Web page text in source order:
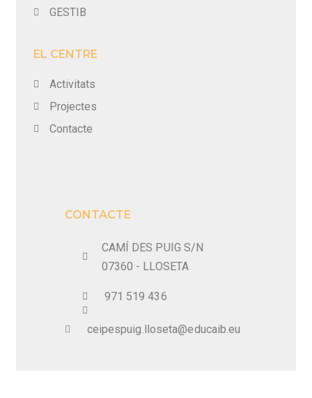
GESTIB
EL CENTRE
Activitats
Projectes
Contacte
CONTACTE
CAMÍ DES PUIG S/N
07360 - LLOSETA
971 519 436
ceipespuig.lloseta@educaib.eu